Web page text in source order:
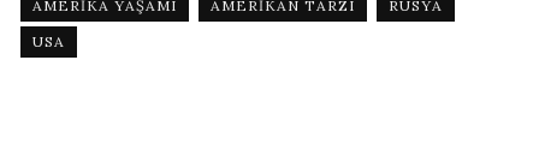
AMERIKA YAŞAMI
AMERIKAN TARZI
RUSYA
USA